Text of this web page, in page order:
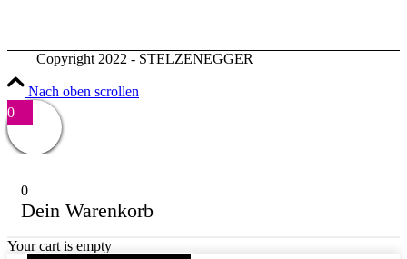
Copyright 2022 - STELZENEGGER
Nach oben scrollen
0
0
Dein Warenkorb
Your cart is empty